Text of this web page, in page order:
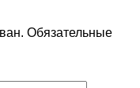
Обязательные